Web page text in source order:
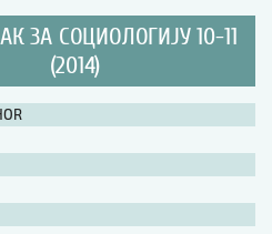
ЗА СОЦИОЛОГИЈУ 10-11
(2014)